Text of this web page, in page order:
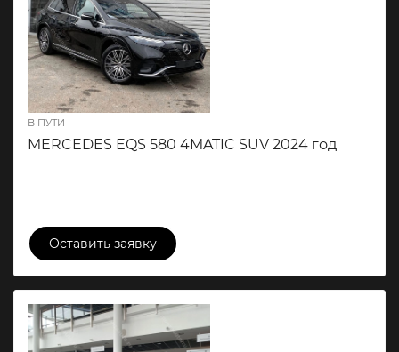
В ПУТИ
MERCEDES EQS 580 4MATIC SUV 2024 год
Оставить заявку